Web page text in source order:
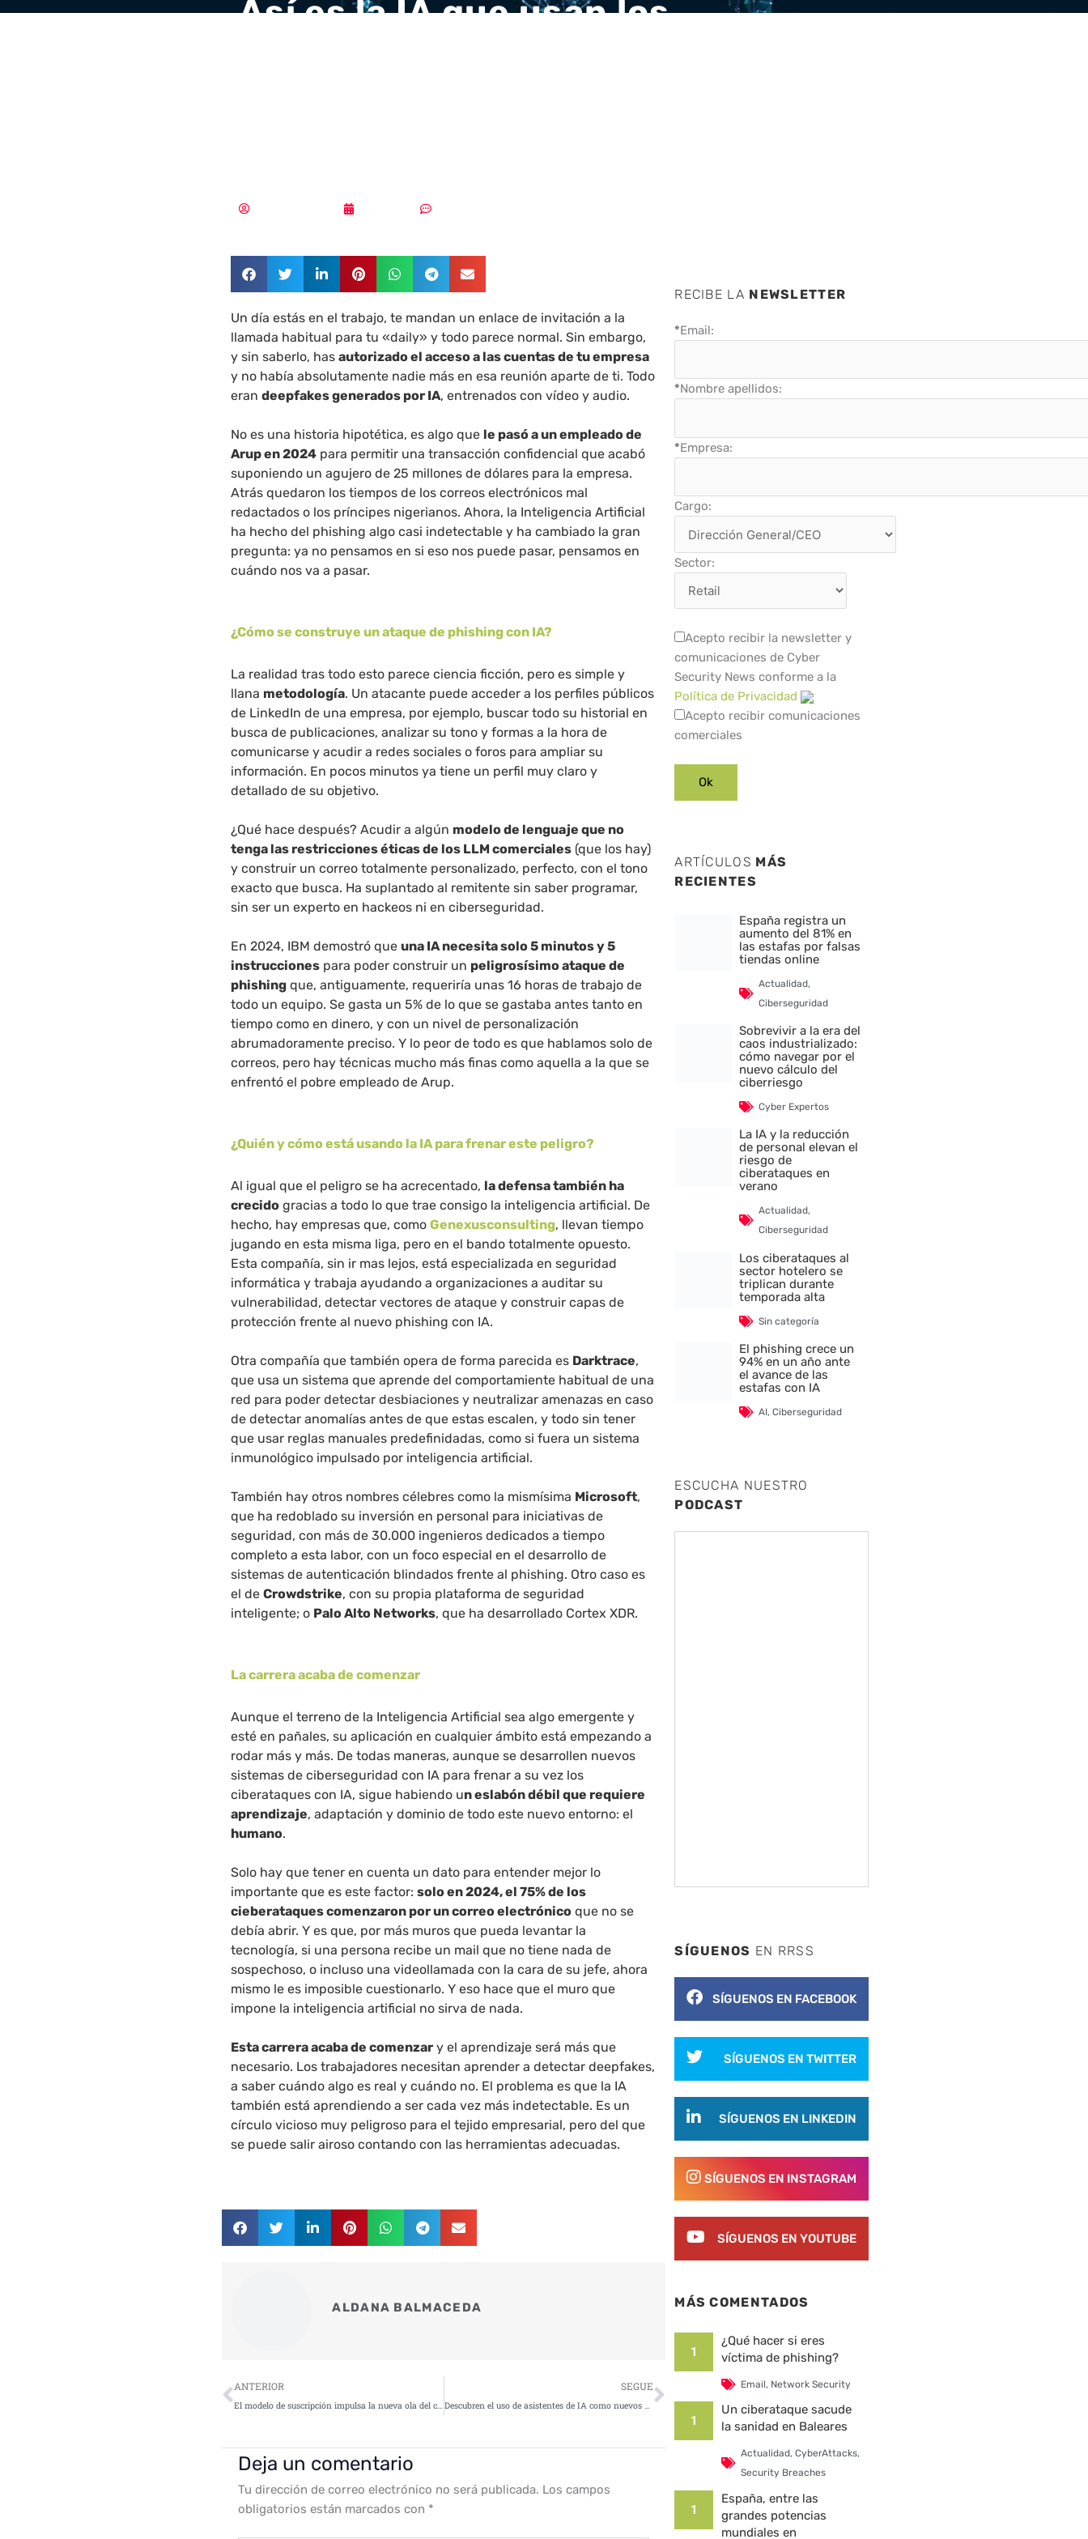
Así es la IA que usan los
Un día estás en el trabajo, te mandan un enlace de invitación a la
llamada habitual para tu «daily» y todo parece normal. Sin embargo,
y sin saberlo, hasautorizado el acceso a las cuentas de tu empresa
y no había absolutamente nadie más en esa reunión aparte de ti. Todo
erandeepfakes generados por IA, entrenados con vídeo y audio.
No es una historia hipotética, es algo que le pasó a un empleado de
Arup en 2024 para permitir una transacción confidencial que acabó
suponiendo un agujero de 25 millones de dólares para la empresa.
Atrás quedaron los tiempos de los correos electrónicos mal
redactados o los príncipes nigerianos. Ahora, la Inteligencia Artificial
ha hecho del phishing algo casi indetectable y ha cambiado la gran
pregunta: ya no pensamos en si eso nos puede pasar, pensamos en
cuándo nos va a pasar.
¿Cómo se construye un ataque de phishing con IA?
La realidad tras todo esto parece ciencia ficción, pero es simple y
llana metodología. Un atacante puede acceder a los perfiles públicos
de LinkedIn de una empresa, por ejemplo, buscar todo su historial en
busca de publicaciones, analizar su tono y formas a la hora de
comunicarse y acudir a redes sociales o foros para ampliar su
información. En pocos minutos ya tiene un perfil muy claro y
detallado de su objetivo.
¿Qué hace después? Acudir a algún modelo de lenguaje que no
tenga las restricciones éticas de los LLM comerciales (que los hay)
y construir un correo totalmente personalizado, perfecto, con el tono
exacto que busca. Ha suplantado al remitente sin saber programar,
sin ser un experto en hackeos ni en ciberseguridad.
En 2024, IBM demostró queuna IA necesita solo 5 minutos y 5
instrucciones para poder construir un peligrosísimo ataque de
phishing que, antiguamente, requeriría unas 16 horas de trabajo de
todo un equipo. Se gasta un 5% de lo que se gastaba antes tanto en
tiempo como en dinero, y con un nivel de personalización
abrumadoramente preciso. Y lo peor de todo es que hablamos solo de
correos, pero hay técnicas mucho más finas como aquella a la que se
enfrentó el pobre empleado de Arup.
¿Quién y cómo está usando la IA para frenar este peligro?
Al igual que el peligro se ha acrecentado, la defensa también ha
crecido gracias a todo lo que trae consigo la inteligencia artificial. De
hecho, hay empresas que, comoGenexusconsulting, llevan tiempo
jugando en esta misma liga, pero en el bando totalmente opuesto.
Esta compañía, sin ir mas lejos, está especializada en seguridad
informática y trabaja ayudando a organizaciones a auditar su
vulnerabilidad, detectar vectores de ataque y construir capas de
protección frente al nuevo phishing con IA.
Otra compañía que también opera de forma parecida es Darktrace,
que usa un sistema que aprende del comportamiente habitual de una
red para poder detectar desbiaciones y neutralizar amenazas en caso
de detectar anomalías antes de que estas escalen, y todo sin tener
que usar reglas manuales predefinidadas, como si fuera un sistema
inmunológico impulsado por inteligencia artificial.
También hay otros nombres célebres como la mismísima Microsoft,
que ha redoblado su inversión en personal para iniciativas de
seguridad, con más de 30.000 ingenieros dedicados a tiempo
completo a esta labor, con un foco especial en el desarrollo de
sistemas de autenticación blindados frente al phishing. Otro caso es
el deCrowdstrike, con su propia plataforma de seguridad
inteligente; o Palo Alto Networks, que ha desarrollado Cortex XDR.
La carrera acaba de comenzar
Aunque el terreno de la Inteligencia Artificial sea algo emergente y
esté en pañales, su aplicación en cualquier ámbito está empezando a
rodar más y más. De todas maneras, aunque se desarrollen nuevos
sistemas de ciberseguridad con IA para frenar a su vez los
ciberataques con IA, sigue habiendo un eslabón débil que requiere
aprendizaje, adaptación y dominio de todo este nuevo entorno: el
humano.
Solo hay que tener en cuenta un dato para entender mejor lo
importante que es este factor:solo en 2024, el 75% de los
cieberataques comenzaron por un correo electrónico que no se
debía abrir. Y es que, por más muros que pueda levantar la
tecnología, si una persona recibe un mail que no tiene nada de
sospechoso, o incluso una videollamada con la cara de su jefe, ahora
mismo le es imposible cuestionarlo. Y eso hace que el muro que
impone la inteligencia artificial no sirva de nada.
Esta carrera acaba de comenzar y el aprendizaje será más que
necesario. Los trabajadores necesitan aprender a detectar deepfakes,
a saber cuándo algo es real y cuándo no. El problema es que la IA
también está aprendiendo a ser cada vez más indetectable. Es un
círculo vicioso muy peligroso para el tejido empresarial, pero del que
se puede salir airoso contando con las herramientas adecuadas.
ALDANA BALMACEDA
Ant
ANTERIOR
El modelo de suscripción impulsa la nueva ola del cibercrimen
SEGUE
Descubren el uso de asistentes de IA como nuevos servidores encubiertos de comando y control (C2)
Siguiente
Deja un comentario
Tu dirección de correo electrónico no será publicada. Los campos
obligatorios están marcados con *
RECIBE LA NEWSLETTER
*Email:
*Nombre apellidos:
*Empresa:
Cargo:
Sector:
Acepto recibir la newsletter y
comunicaciones de Cyber
Security News conforme a la
Política de Privacidad
Acepto recibir comunicaciones
comerciales
ARTÍCULOS MÁS
RECIENTES
España registra un
aumento del 81% en
las estafas por falsas
tiendas online
Actualidad,
Ciberseguridad
Sobrevivir a la era del
caos industrializado:
cómo navegar por el
nuevo cálculo del
ciberriesgo
Cyber Expertos
La IA y la reducción
de personal elevan el
riesgo de
ciberataques en
verano
Actualidad,
Ciberseguridad
Los ciberataques al
sector hotelero se
triplican durante
temporada alta
Sin categoría
El phishing crece un
94% en un año ante
el avance de las
estafas con IA
AI,Ciberseguridad
ESCUCHA NUESTRO
PODCAST
SÍGUENOS EN RRSS
SÍGUENOS EN FACEBOOK
SÍGUENOS EN TWITTER
SÍGUENOS EN LINKEDIN
SÍGUENOS EN INSTAGRAM
SÍGUENOS EN YOUTUBE
MÁS COMENTADOS
1
¿Qué hacer si eres
víctima de phishing?
Email, Network Security
1
Un ciberataque sacude
la sanidad en Baleares
Actualidad, CyberAttacks,
Security Breaches
1
España, entre las
grandes potencias
mundiales en